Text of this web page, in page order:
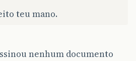
teu mano.
nenhum documento